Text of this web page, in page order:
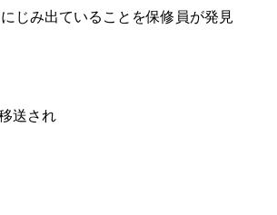
じみ出ていることを保修員が発見
送され